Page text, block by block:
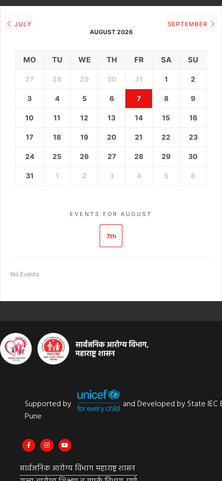
JULY
AUGUST 2026
SEPTEMBER
MO TU WE TH FR SA SU
27 28 29 30 31 1 2
3 4 5 6 7 8 9
10 11 12 13 14 15 16
17 18 19 20 21 22 23
24 25 26 27 28 29 30
31 1 2 3 4 5 6
EVENTS FOR AUGUST
7th
No Events
Supported by
and Developed by State IEC
Pune
सार्वजनिक आरोग्य विभाग महाराष्ट्र शासन